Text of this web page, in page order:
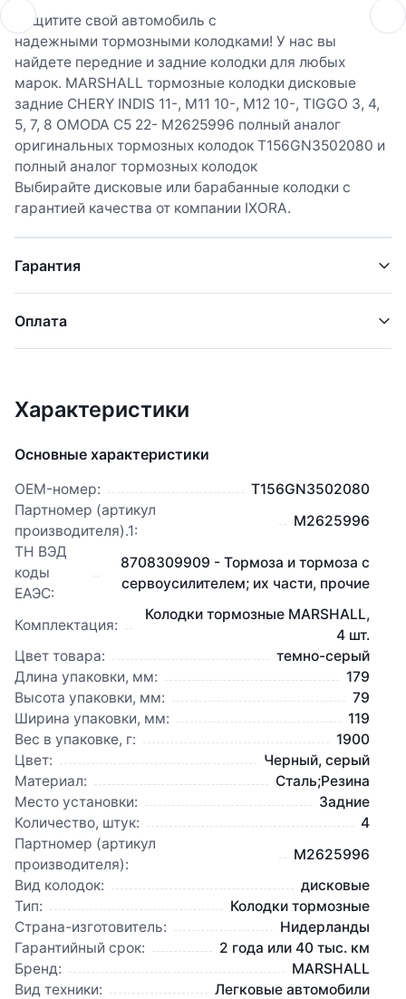
Защитите свой автомобиль с
надежными тормозными колодками! У нас вы
найдете передние и задние колодки для любых
марок. MARSHALL тормозные колодки дисковые
задние CHERY INDIS 11-, M11 10-, M12 10-, TIGGO 3, 4,
5, 7, 8 OMODA C5 22- M2625996 полный аналог
оригинальных тормозных колодок T156GN3502080 и
полный аналог тормозных колодок
Выбирайте дисковые или барабанные колодки с
гарантией качества от компании IXORA.
Гарантия
Оплата
Характеристики
Основные характеристики
OEM-номер:
T156GN3502080
Партномер (артикул
производителя).1:
M2625996
ТН ВЭД
коды
ЕАЭС:
8708309909 - Тормоза и тормоза с
сервоусилителем; их части, прочие
Комплектация:
Колодки тормозные MARSHALL,
4 шт.
Цвет товара:
темно-серый
Длина упаковки, мм:
179
Высота упаковки, мм:
79
Ширина упаковки, мм:
119
Вес в упаковке, г:
1900
Цвет:
Черный, серый
Материал:
Сталь;Резина
Место установки:
Задние
Количество, штук:
4
Партномер (артикул
производителя):
M2625996
Вид колодок:
дисковые
Тип:
Колодки тормозные
Страна-изготовитель:
Нидерланды
Гарантийный срок:
2 года или 40 тыс. км
Бренд:
MARSHALL
Вид техники:
Легковые автомобили